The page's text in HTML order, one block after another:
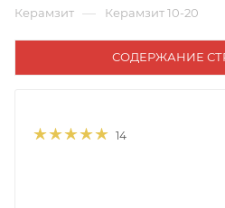
Керамзит — Керамзит 10-20
СОДЕРЖАНИЕ
14